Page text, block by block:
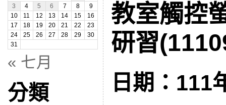
3
4 5 6 7 8
9
10
11 12 13 14 15
16
17
18 19 20 21 22
23
24
25 26 27 28 29
30
31
« 七月
分類
教室觸控
研習
日期：111